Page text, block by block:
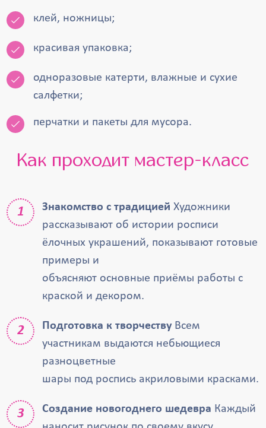
клей, ножницы;
красивая упаковка;
одноразовые катерти, влажные и сухие
салфетки;
перчатки и пакеты для мусора.
Как проходит мастер-класс
Знакомство с традициейХудожники
рассказывают об истории росписи
ёлочных украшений, показывают готовые
примеры и
объясняют основные приёмы работы с
краской и декором.
Подготовка к творчествуВсем
участникам выдаются небьющиеся
разноцветные
шары под роспись акриловыми красками.
Создание новогоднего шедевра Каждый